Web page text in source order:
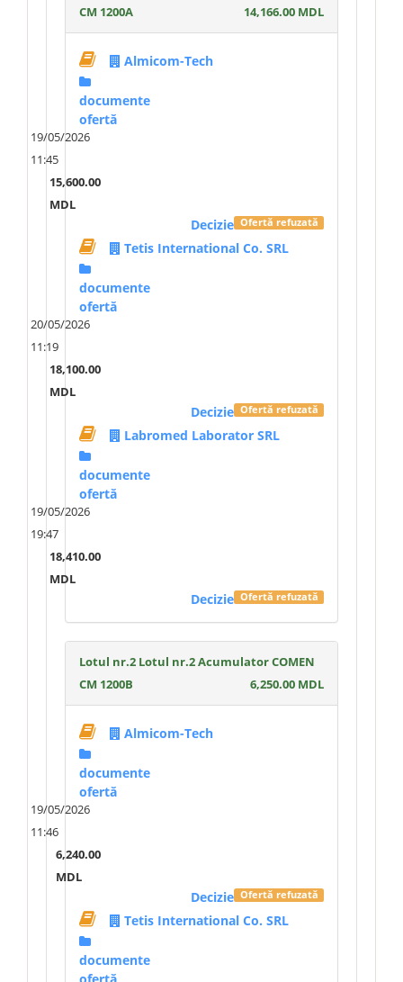
CM 1200A 14,166.00 MDL
Almicom-Tech
documente
ofertă
19/05/2026
11:45
15,600.00
MDL
Ofertă refuzată
Decizie
Tetis International Co. SRL
documente
ofertă
20/05/2026
11:19
18,100.00
MDL
Ofertă refuzată
Decizie
Labromed Laborator SRL
documente
ofertă
19/05/2026
19:47
18,410.00
MDL
Ofertă refuzată
Decizie
Lotul nr.2 Lotul nr.2 Acumulator COMEN
CM 1200B
6,250.00 MDL
Almicom-Tech
documente
ofertă
19/05/2026
11:46
6,240.00
MDL
Ofertă refuzată
Decizie
Tetis International Co. SRL
documente